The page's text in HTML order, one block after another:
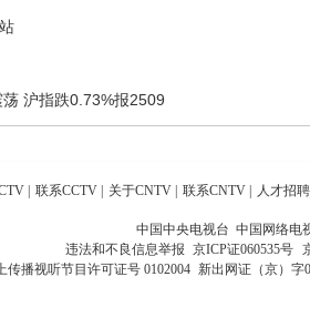
沪指跌0.73%报2509
| 联系CCTV | 关于CNTV | 联系CNTV | 人才招聘
中国中央电视台 中国网络电
违法和不良信息举报 京ICP证060535号
传播视听节目许可证号 0102004 新出网证（京）